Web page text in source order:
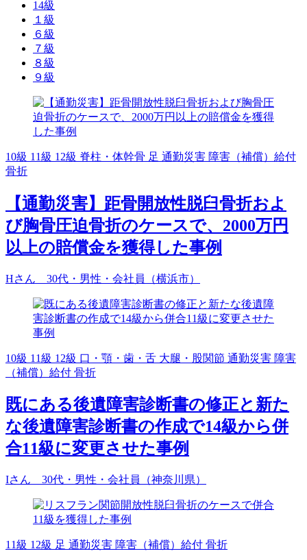
14級
１級
６級
７級
８級
９級
10級 11級 12級 脊柱・体幹骨 足 通勤災害 障害（補償）給付
骨折
【通勤災害】距骨開放性脱臼骨折およ
び胸骨圧迫骨折のケースで、2000万円
以上の賠償金を獲得した事例
Hさん 30代・男性・会社員（横浜市）
10級 11級 12級 口・顎・歯・舌 大腿・股関節 通勤災害 障害
（補償）給付 骨折
既にある後遺障害診断書の修正と新た
な後遺障害診断書の作成で14級から併
合11級に変更させた事例
Iさん 30代・男性・会社員（神奈川県）
11級 12級 足 通勤災害 障害（補償）給付 骨折